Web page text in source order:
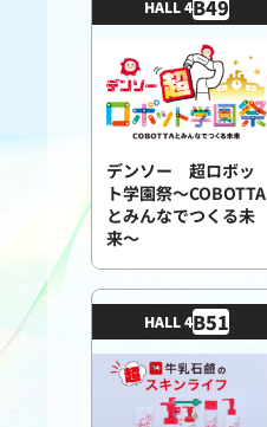
HALL 4B49
デンソー 超ロボッ
ト学園祭～COBOTTA
とみんなでつくる未
来～
HALL 4B51